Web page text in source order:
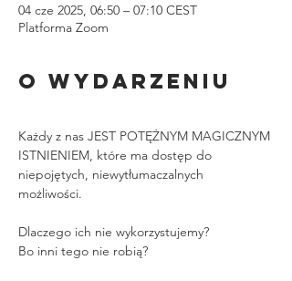
04 cze 2025, 06:50 – 07:10 CEST
Platforma Zoom
O wydarzeniu
Każdy z nas JEST POTĘŻNYM MAGICZNYM
ISTNIENIEM, które ma dostęp do
niepojętych, niewytłumaczalnych
możliwości.
Dlaczego ich nie wykorzystujemy?
Bo inni tego nie robią?